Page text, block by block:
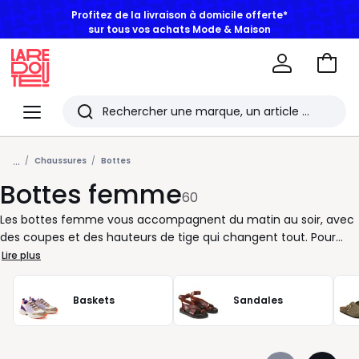
BONS PLANS | Jusqu'à -50% dès 2 articles*
Menu
Redoute
Rechercher
Les
derniers
articles
consultés
Aller
... Chaussures Bottes
Bottes femme60
Les bottes femme vous accompagnent du matin au soir, avec
des coupes et des hauteurs de tige qui changent tout. Pour
une silhouette élancée, misez sur des bottes hautes à porter
avec une robe maille, une jupe midi ou un short avec collants.
Envie d’un style plus facile au quotidien ? Les bottines et bottes
à talon large offrent une démarche stable et un bon confort,
tandis que les modèles plats ou à semelle crantée suivent
Lire plus
Baskets Sandales